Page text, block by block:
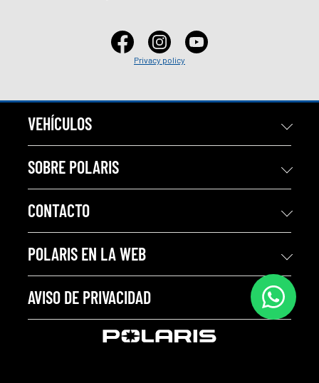
Privacy policy
VEHÍCULOS
SOBRE POLARIS
CONTACTO
POLARIS EN LA WEB
AVISO DE PRIVACIDAD